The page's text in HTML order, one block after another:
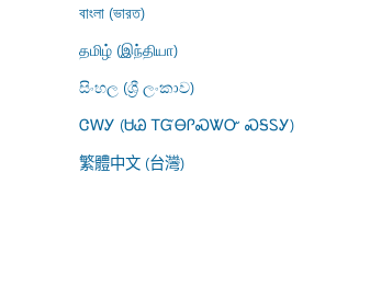
বাংলা (ভারত)
தமிழ் (இந்தியா)
සිංහල (ශ්‍රී ලංකාව)
ᏣᎳᎩ (ᏌᏊ ᎢᏳᎾᎵᏍᏔᏅ ᏍᎦᏚᎩ)
繁體中文 (台灣)